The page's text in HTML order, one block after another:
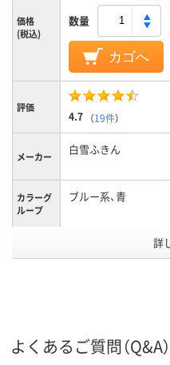
価格
(税込)
数量
カゴへ
評価
4.7 （19件）
メーカー 白雪ふきん
カラーグ
ループ
ブルー系、青
詳
よくあるご質問（Q&A）